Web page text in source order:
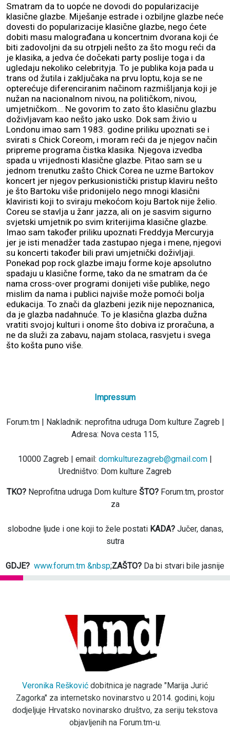
Smatram da to uopće ne dovodi do popularizacije
klasične glazbe. Miješanje estrade i ozbiljne glazbe neće
dovesti do popularizacije klasične glazbe, nego ćete
dobiti masu malograđana u koncertnim dvorana koji će
biti zadovoljni da su otrpjeli nešto za što mogu reći da
je klasika, a jedva će dočekati party poslije toga i da
ugledaju nekoliko celebrityja. To je publika koja pada u
trans od žutila i zaključaka na prvu loptu, koja se ne
opterećuje diferenciranim načinom razmišljanja koji je
nužan na nacionalnom nivou, na političkom, nivou,
umjetničkom... Ne govorim to zato što klasičnu glazbu
doživljavam kao nešto jako usko. Dok sam živio u
Londonu imao sam 1983. godine priliku upoznati se i
svirati s Chick Coreom, i moram reći da je njegov način
pripreme programa čistka klasika. Njegova izvedba
spada u vrijednosti klasične glazbe. Pitao sam se u
jednom trenutku zašto Chick Corea ne uzme Bartokov
koncert jer njegov perkusionistički pristup klaviru nešto
je što Bartoku više pridonijelo nego mnogi klasični
klaviristi koji to sviraju mekoćom koju Bartok nije želio.
Coreu se stavlja u žanr jazza, ali on je sasvim sigurno
svjetski umjetnik po svim kriterijima klasične glazbe.
Imao sam također priliku upoznati Freddyja Mercuryja
jer je isti menadžer tada zastupao njega i mene, njegovi
su koncerti također bili pravi umjetnički doživljaji.
Ponekad pop rock glazbe imaju forme koje apsolutno
spadaju u klasične forme, tako da ne smatram da će
nama cross-over programi donijeti više publike, nego
mislim da nama i publici najviše može pomoći bolja
edukacija. To znači da glazbeni jezik nije nepoznanica,
da je glazba nadahnuće. To je klasična glazba dužna
vratiti svojoj kulturi i onome što dobiva iz proračuna, a
ne da služi za zabavu, najam stolaca, rasvjetu i svega
što košta puno više.
Impressum
Forum.tm | Nakladnik: neprofitna udruga Dom kulture Zagreb |
Adresa: Nova cesta 115,
10000 Zagreb | email: domkulturezagreb@gmail.com |
Uredništvo: Dom kulture Zagreb
TKO?Neprofitna udruga Dom kulture ŠTO?Forum.tm, prostor
za
slobodne ljude i one koji to žele postati KADA?Jučer, danas,
sutra
GDJE? www.forum.tm &nbsp;ZAŠTO? Da bi stvari bile jasnije
Veronika Rešković dobitnica je nagrade "Marija Jurić
Zagorka" za internetsko novinarstvo u 2014. godini, koju
dodjeljuje Hrvatsko novinarsko društvo, za seriju tekstova
objavljenih na Forum.tm-u.